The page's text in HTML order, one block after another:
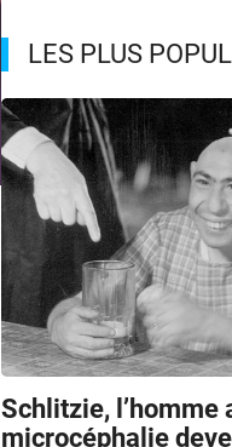
LES PLUS
Schlitzie, l’homme
microcéphalie